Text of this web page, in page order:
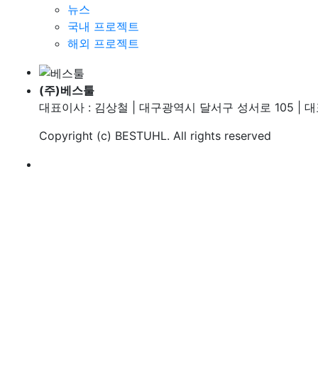
뉴스
국내 프로젝트
해외 프로젝트
(주)베스툴
대표이사 : 김상철 | 대구광역시 달서구 성서로 105 |
Copyright (c) BESTUHL. All rights reserved